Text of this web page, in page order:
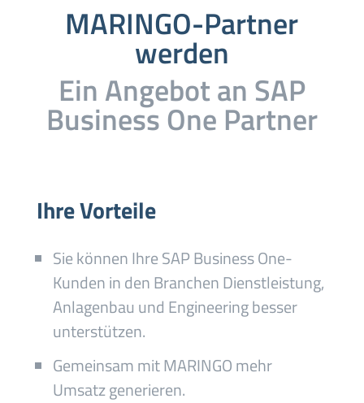
MARINGO-Partner
werden
Ein Angebot an SAP
Business One Partner
Ihre Vorteile
Sie können Ihre SAP Business One-
Kunden in den Branchen Dienstleistung,
Anlagenbau und Engineering besser
unterstützen.
Gemeinsam mit MARINGO mehr
Umsatz generieren.